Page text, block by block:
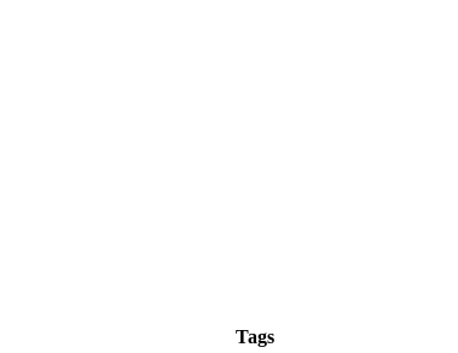
Tags